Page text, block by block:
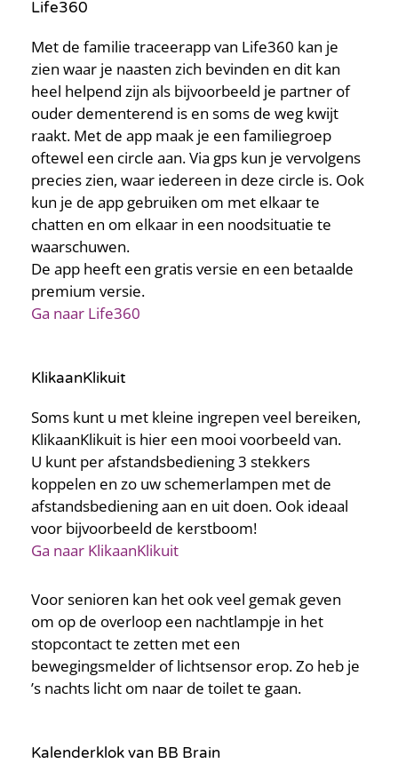
Life360
Met de familie traceerapp van Life360 kan je
zien waar je naasten zich bevinden en dit kan
heel helpend zijn als bijvoorbeeld je partner of
ouder dementerend is en soms de weg kwijt
raakt. Met de app maak je een familiegroep
oftewel een circle aan. Via gps kun je vervolgens
precies zien, waar iedereen in deze circle is. Ook
kun je de app gebruiken om met elkaar te
chatten en om elkaar in een noodsituatie te
waarschuwen.
De app heeft een gratis versie en een betaalde
premium versie.
Ga naar Life360
KlikaanKlikuit
Soms kunt u met kleine ingrepen veel bereiken,
KlikaanKlikuit is hier een mooi voorbeeld van.
U kunt per afstandsbediening 3 stekkers
koppelen en zo uw schemerlampen met de
afstandsbediening aan en uit doen. Ook ideaal
voor bijvoorbeeld de kerstboom!
Ga naar KlikaanKlikuit
Voor senioren kan het ook veel gemak geven
om op de overloop een nachtlampje in het
stopcontact te zetten met een
bewegingsmelder of lichtsensor erop. Zo heb je
’s nachts licht om naar de toilet te gaan.
Kalenderklok van BB Brain